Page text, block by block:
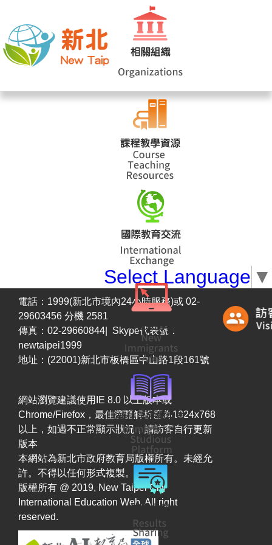
Select Language ▼
電話：1999(新北市境內24小時服務)或 02-
29603456 分機 2581
傳真：02-29660844| Skype代表號：
newtaipei1999
地址：(22001)新北市板橋區中山路1段161號
網站瀏覽建議使用IE 8.0 以上版本或
Chrome/Firefox，最佳瀏覽解析度為1024x768
以上，如遇不正常顯示狀況，請訪客自行更新
版本
本網站為新北市政府教育局版權所有。未經允
許。不得以任何形式複製。
版權所有 @ 2019, New Taipei City
International Education Web. All right
reserved.